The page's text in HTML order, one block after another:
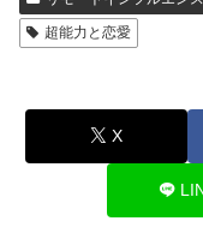
超能力と恋愛
X